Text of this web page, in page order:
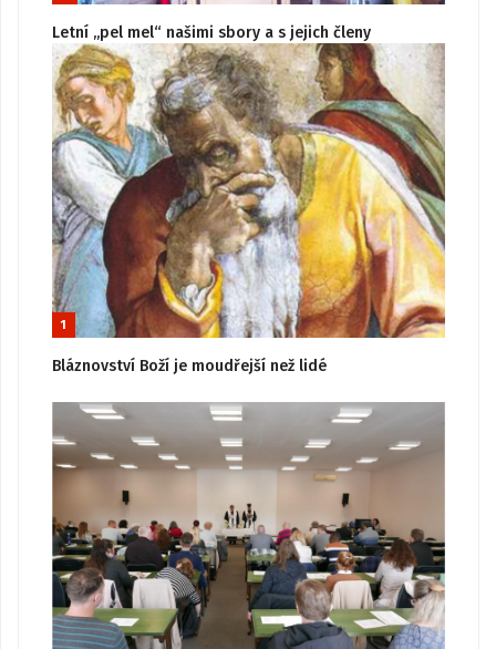
Letní „pel mel“ našimi sbory a s jejich členy
1
Bláznovství Boží je moudřejší než lidé